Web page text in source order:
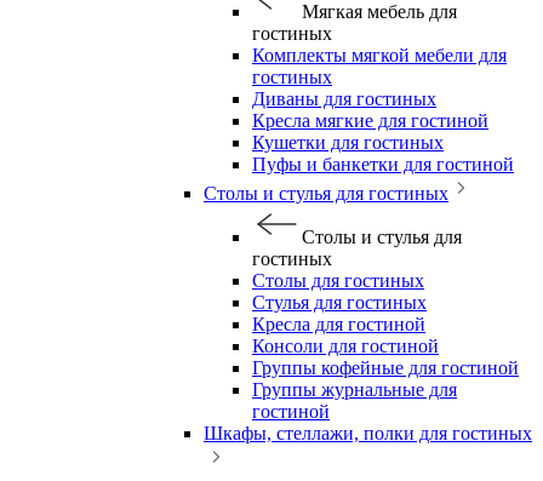
Мягкая мебель для
гостиных
Комплекты мягкой мебели для
гостиных
Диваны для гостиных
Кресла мягкие для гостиной
Кушетки для гостиных
Пуфы и банкетки для гостиной
Столы и стулья для гостиных
Столы и стулья для
гостиных
Столы для гостиных
Стулья для гостиных
Кресла для гостиной
Консоли для гостиной
Группы кофейные для гостиной
Группы журнальные для
гостиной
Шкафы, стеллажи, полки для гостиных